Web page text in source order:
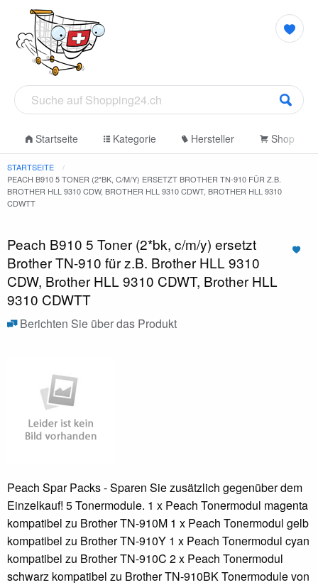
Startseite Kategorie Hersteller Shop
STARTSEITE
PEACH B910 5 TONER (2*BK, C/M/Y) ERSETZT BROTHER TN-910 FÜR Z.B.
BROTHER HLL 9310 CDW, BROTHER HLL 9310 CDWT, BROTHER HLL 9310
CDWTT
Peach B910 5 Toner (2*bk, c/m/y) ersetzt
Brother TN-910 für z.B. Brother HLL 9310
CDW, Brother HLL 9310 CDWT, Brother HLL
9310 CDWTT
Berichten Sie über das Produkt
Peach Spar Packs - Sparen Sie zusätzlich gegenüber dem
Einzelkauf! 5 Tonermodule. 1 x Peach Tonermodul magenta
kompatibel zu Brother TN-910M 1 x Peach Tonermodul gelb
kompatibel zu Brother TN-910Y 1 x Peach Tonermodul cyan
kompatibel zu Brother TN-910C 2 x Peach Tonermodul
schwarz kompatibel zu Brother TN-910BK Tonermodule von